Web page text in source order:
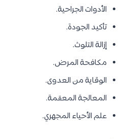
الأدوات الجراحية.
تأكيد الجودة.
إزالة التلوث.
مكافحة المرض.
الوقاية من العدوى.
المعالجة المعقمة.
علم الأحياء المجهري.